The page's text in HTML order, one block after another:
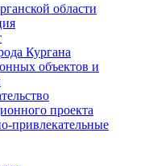
области
Кургана
объектов и
проекта
привлекательные